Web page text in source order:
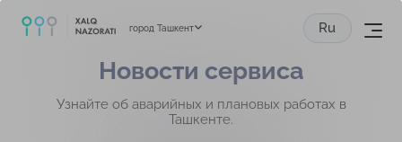
город Ташкент Ru
Новости сервиса
Узнайте об аварийных и плановых работах в
Ташкенте.